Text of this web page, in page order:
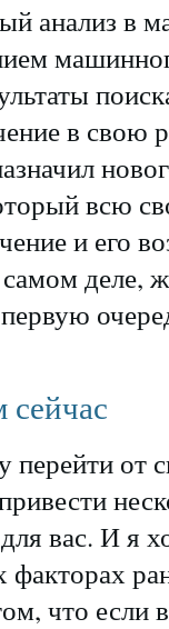
анализ в
в свою
всю
и его
деле,
перейти от
для вас. И я
что если